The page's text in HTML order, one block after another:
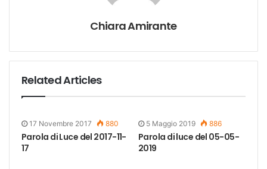
Chiara Amirante
Related Articles
17 Novembre 2017 880
Parola di Luce del 2017-11-
17
5 Maggio 2019 886
Parola di luce del 05-05-
2019